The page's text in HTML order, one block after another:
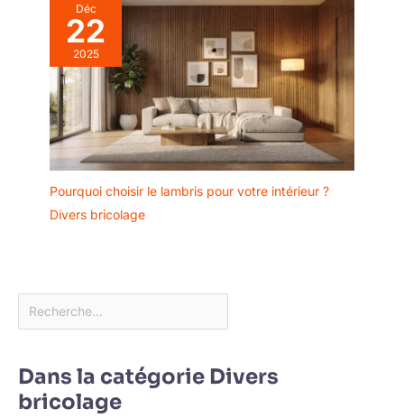
Déc
22
2025
Pourquoi choisir le lambris pour votre intérieur ?
Divers bricolage
Dans la catégorie Divers
bricolage